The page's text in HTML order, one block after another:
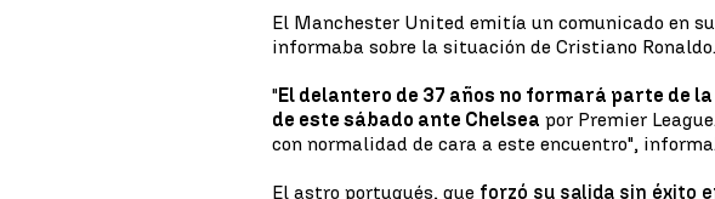
El Manchester United emitía un comunicado en
informaba sobre la situación de Cristiano Ronaldo.
"El delantero de 37 años no formará parte de
de este sábado ante Chelsea por Premier
con normalidad de cara a este encuentro",
El astro portugués, que forzó su salida sin éxito